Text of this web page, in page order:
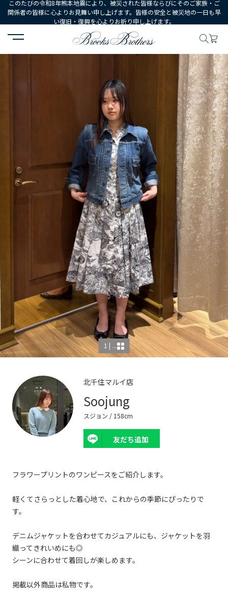
このたびの令和8年熊本地震により、被災された皆様ならびにそのご家族・ご
関係者の皆様に心よりお見舞い申し上げます。皆様の安全と被災地の一日も早
い復旧・復興を心よりお祈り申し上げます。
HOME コーディネート コーディネート詳細
1 | ...
北千住マルイ店
Soojung
スジョン / 158cm
友だち追加
フラワープリントのワンピースをご紹介します。
軽くてさらっとした着心地で、これからの季節にぴったりで
す。
デニムジャケットを合わせてカジュアルにも、ジャケットを羽
織ってきれいめにも◎
シーンに合わせて着回しが楽しめます。
掲載以外商品は私物です。